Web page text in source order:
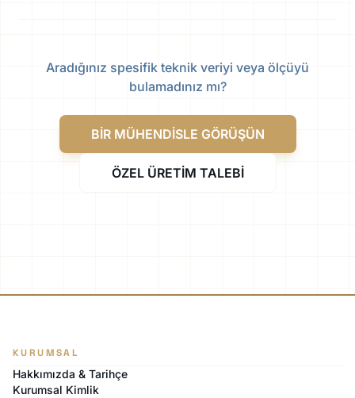
Aradığınız spesifik teknik veriyi veya ölçüyü
bulamadınız mı?
BİR MÜHENDİSLE GÖRÜŞÜN
ÖZEL ÜRETİM TALEBİ
KURUMSAL
Hakkımızda & Tarihçe
Kurumsal Kimlik